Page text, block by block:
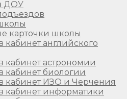
ДОУ
карточки школы
кабинет английского
кабинет астрономии
кабинет биологии
кабинет ИЗО и Черчения
кабинет информатики